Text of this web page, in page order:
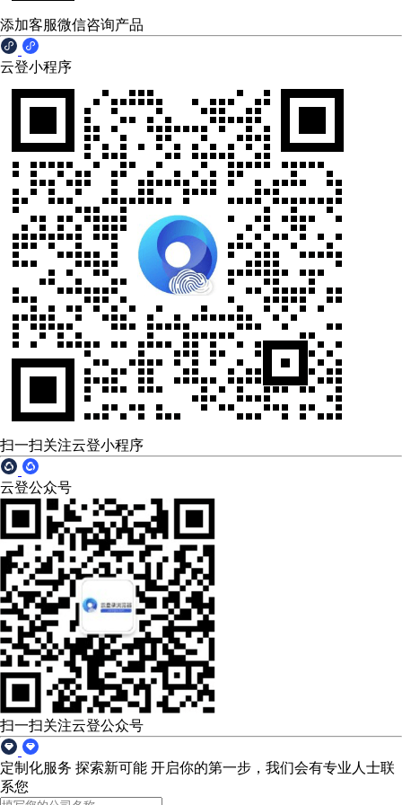
添加客服微信咨询产品
云登小程序
扫一扫关注云登小程序
云登公众号
扫一扫关注云登公众号
定制化服务 探索新可能 开启你的第一步，我们会有专业人士联
系您